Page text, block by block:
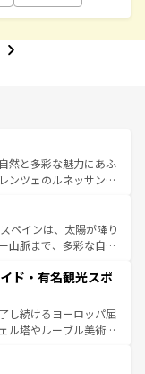
然と多彩な魅力にあふ
ンツェのルネッサンス
やアマルフィ海岸の絶
光の合間には、本場の
料理を堪能することも
ない旅をしてみよう！
ペインは、太陽が降り
山脈まで、多彩な自然
フラメンコ、熱気あふ
生活の一部となってい
囲気や、バルセロナの
古代ローマ遺跡や中世
なるスペインはその個
ド・有名観光スポ
し続けるヨーロッパ屈
ル塔やルーブル美術館
麗な宮殿、歴史的な大